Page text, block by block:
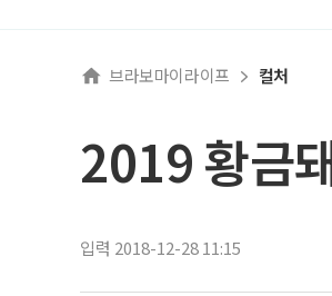
브라보마이라이프 컬처
2019 황금
입력 2018-12-28 11:15